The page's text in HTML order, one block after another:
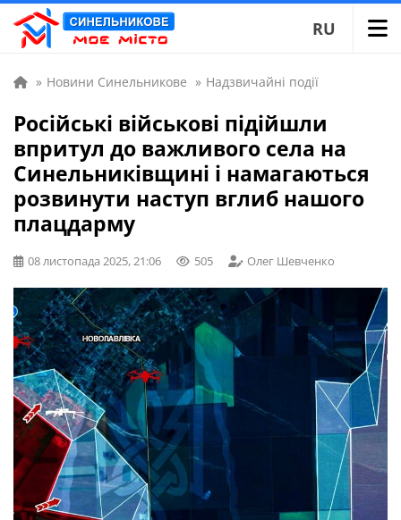
RU
» Новини Синельникове » Надзвичайні події
Російські військові підійшли
впритул до важливого села на
Синельниківщині і намагаються
розвинути наступ вглиб нашого
плацдарму
08 листопада 2025, 21:06 505 Олег Шевченко